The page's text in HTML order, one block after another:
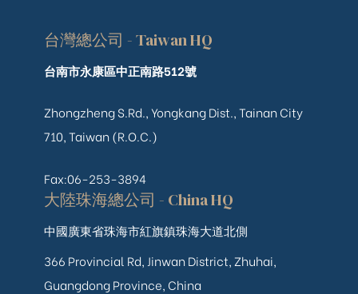
台灣總公司 - Taiwan HQ
台南市永康區中正南路512號
Zhongzheng S.Rd., Yongkang Dist., Tainan City
710, Taiwan (R.O.C.)
Fax:06-253-3894
大陸珠海總公司 - China HQ
中國廣東省珠海市紅旗鎮珠海大道北側
366 Provincial Rd, Jinwan District, Zhuhai,
Guangdong Province, China